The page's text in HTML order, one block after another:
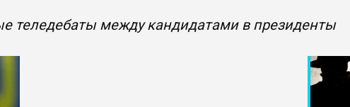
теледебаты между кандидатами в президенты